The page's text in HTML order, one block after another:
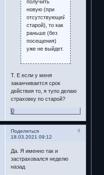
получить
новую (при
отсутствующей
старой), то как
раньше (без
посещения)
уже не выйдет.
Т. Е если у меня
заканчивается срок
действия то, я тупо делаю
страховку по старой?
0
Поделиться
9
18.03.2021 09:12
Да. Я именно так и
застраховался неделю
назад